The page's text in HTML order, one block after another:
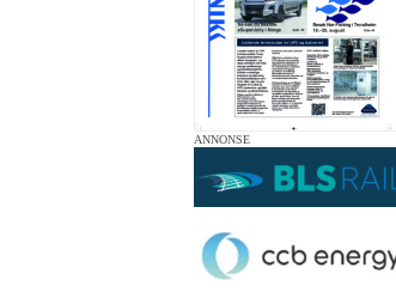
ANNONSE